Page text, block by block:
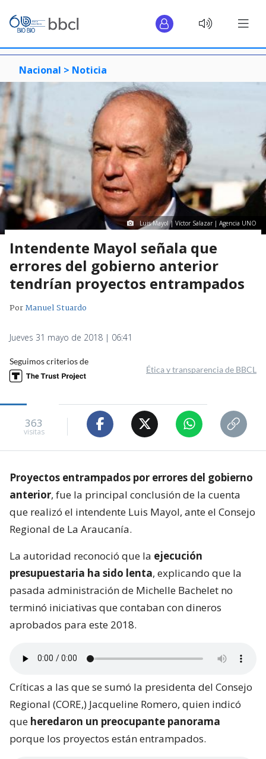
Nacional > Noticia
Luis Mayol | Víctor Salazar | Agencia UNO
Intendente Mayol señala que
errores del gobierno anterior
tendrían proyectos entrampados
PorManuel Stuardo
Jueves 31 mayo de 2018 | 06:41
Seguimos criterios de
Ética y transparencia de BBCL
363
visitas
Proyectos entrampados por errores del gobierno
anterior, fue la principal conclusión de la cuenta
que realizó el intendente Luis Mayol, ante el Consejo
Regional de La Araucanía.
La autoridad reconoció que la ejecución
presupuestaria ha sido lenta, explicando que la
pasada administración de Michelle Bachelet no
terminó iniciativas que contaban con dineros
aprobados para este 2018.
Críticas a las que se sumó la presidenta del Consejo
Regional (CORE,) Jacqueline Romero, quien indicó
que heredaron un preocupante panorama
porque los proyectos están entrampados.